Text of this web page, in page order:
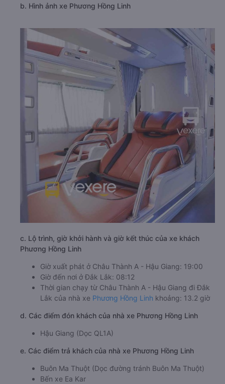
b. Hình ảnh xe Phương Hồng Linh
c. Lộ trình, giờ khởi hành và giờ kết thúc của xe khách
Phương Hồng Linh
Giờ xuất phát ở Châu Thành A - Hậu Giang: 19:00
Giờ đến nơi ở Đắk Lắk: 08:12
Thời gian chạy từ Châu Thành A - Hậu Giang đi Đắk
Lắk của nhà xe Phương Hồng Linh khoảng: 13.2 giờ
d. Các điểm đón khách của nhà xe Phương Hồng Linh
Hậu Giang (Dọc QL1A)
e. Các điểm trả khách của nhà xe Phương Hồng Linh
Buôn Ma Thuột (Dọc đường tránh Buôn Ma Thuột)
Bến xe Ea Kar